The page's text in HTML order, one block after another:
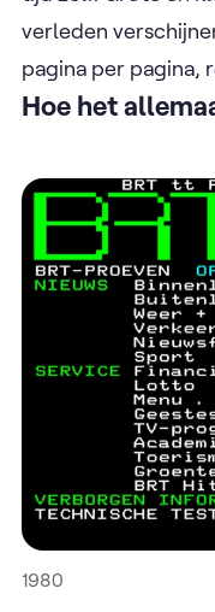
verleden
pagina per pagina,
Hoe het
1980